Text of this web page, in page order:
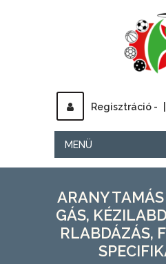
Regisztráció -
MENÜ
ARANY
GÁS,
RLABDÁZÁS,